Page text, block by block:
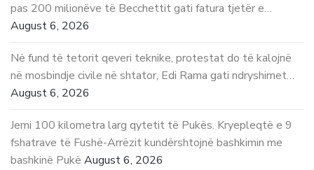
pas 200 milionëve të Becchettit gati fatura tjetër e…
August 6, 2026
Në fund të tetorit qeveri teknike, protestat do të kalojnë
në mosbindje civile në shtator, Edi Rama gati ndryshimet…
August 6, 2026
Jemi 100 kilometra larg qytetit të Pukës. Kryepleqtë e 9
fshatrave të Fushë-Arrëzit kundërshtojnë bashkimin me
bashkinë Pukë August 6, 2026